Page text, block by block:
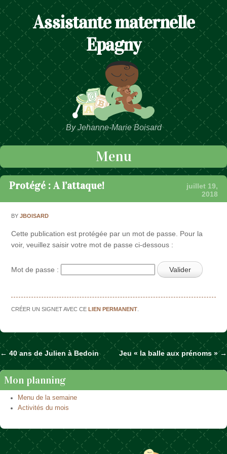
Assistante maternelle
Epagny
By Jehanne-Marie Boisard
Menu
Passer au contenu
Protégé : A l’attaque!
juillet 19,
2018
BYJBOISARD
Cette publication est protégée par un mot de passe. Pour la
voir, veuillez saisir votre mot de passe ci-dessous :
Mot de passe :
CRÉER UN SIGNET AVEC CELIEN PERMANENT
Naviguer dans les articles
←40 ans de Julien à Bedoin Jeu « la balle aux prénoms »→
Mon planning
Menu de la semaine
Activités du mois